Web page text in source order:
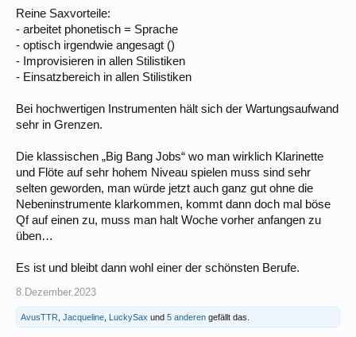
Reine Saxvorteile:
- arbeitet phonetisch = Sprache
- optisch irgendwie angesagt ()
- Improvisieren in allen Stilistiken
- Einsatzbereich in allen Stilistiken
Bei hochwertigen Instrumenten hält sich der Wartungsaufwand
sehr in Grenzen.
Die klassischen „Big Bang Jobs“ wo man wirklich Klarinette
und Flöte auf sehr hohem Niveau spielen muss sind sehr
selten geworden, man würde jetzt auch ganz gut ohne die
Nebeninstrumente klarkommen, kommt dann doch mal böse
Qf auf einen zu, muss man halt Woche vorher anfangen zu
üben…
Es ist und bleibt dann wohl einer der schönsten Berufe.
8.Dezember.2023
AvusTTR Jacqueline LuckySax und 5 anderen gefällt das.